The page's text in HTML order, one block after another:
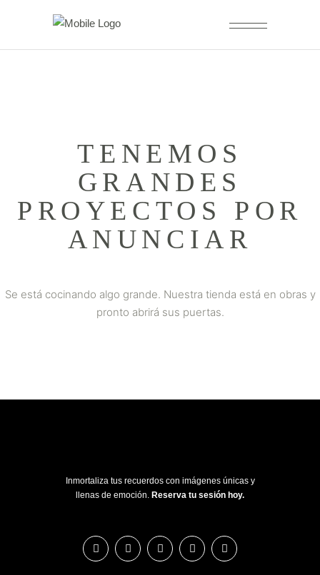
TENEMOS
GRANDES
PROYECTOS POR
ANUNCIAR
Se está cocinando algo grande. Nuestra tienda está en obras y
pronto abrirá sus puertas.
Inmortaliza tus recuerdos con imágenes únicas y
llenas de emoción. Reserva tu sesión hoy.